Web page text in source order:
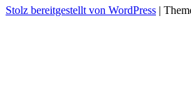
Stolz bereitgestellt von WordPress |